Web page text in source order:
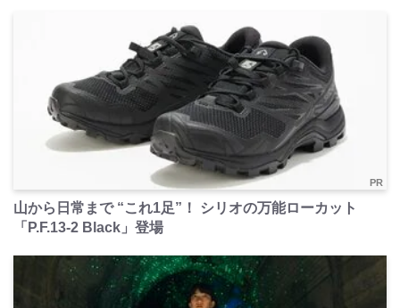
PR
山から日常まで “これ1足”！ シリオの万能ローカット
「P.F.13-2 Black」登場